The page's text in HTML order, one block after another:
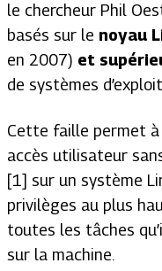
le chercheur Phil
basés sur le noyau
en 2007) et
de systèmes
Cette faille permet à
accès utilisateur
[1] sur un système
privilèges au plus
toutes les tâches
sur la machine.